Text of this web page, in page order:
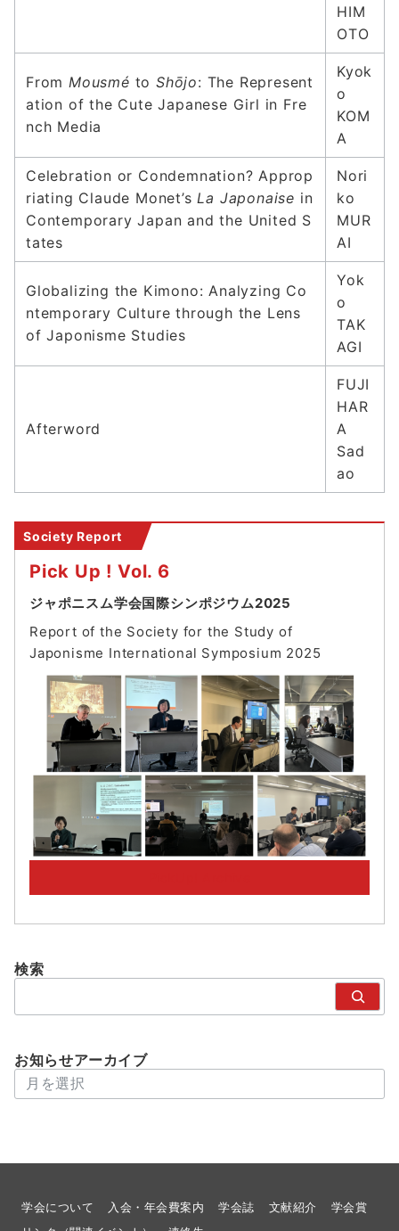
HIM
OTO
From Mousmé toShōjo: The Represent
ation of the Cute Japanese Girl in Fre
nch Media
Kyok
o
KOM
A
Celebration or Condemnation? Approp
riating Claude Monet’sLa Japonaise in
Contemporary Japan and the United S
tates
Nori
ko
MUR
AI
Globalizing the Kimono: Analyzing Co
ntemporary Culture through the Lens
of Japonisme Studies
Yok
o
TAK
AGI
Afterword
FUJI
HAR
A
Sad
ao
Society Report
Pick Up ! Vol. 6
ジャポニスム学会国際シンポジウム2025
Report of the Society for the Study of
Japonisme International Symposium 2025
検索
お知らせアーカイブ
アーカイブ
学会について 入会・年会費案内 学会誌 文献紹介
学会賞